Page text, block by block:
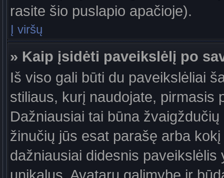
rasite šio puslapio apačioje).
Į viršų
» Kaip įsidėti paveikslėlį po
Iš viso gali būti du paveikslėliai
stiliaus, kurį naudojate, pirmasis
Dažniausiai tai būna
žinučių jūs esat parašę arba
dažniausiai didesnis